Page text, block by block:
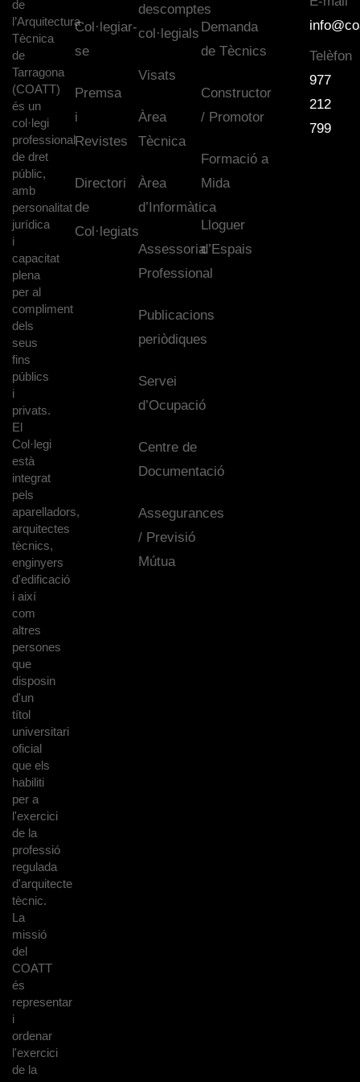
de
l’Arquitectura
Tècnica
de
Tarragona
(COATT)
és un
col·legi
professional
de dret
públic,
amb
personalitat
jurídica
i
capacitat
plena
per al
compliment
dels
seus
fins
públics
i
privats.
El
Col·legi
està
integrat
pels
aparelladors,
arquitectes
tècnics,
enginyers
d'edificació
i així
com
altres
persones
que
disposin
d'un
títol
universitari
oficial
que els
habiliti
per a
l'exercici
de la
professió
regulada
d'arquitecte
tècnic.
La
missió
del
COATT
és
representar
i
ordenar
l'exercici
de la
Col·legiar-
se
Premsa
i
Revistes
Directori
de
Col·legiats
descomptes
col·legials
Visats
Àrea
Tècnica
Àrea
d’Informàtica
Assessoria
Professional
Publicacions
periòdiques
Servei
d’Ocupació
Centre de
Documentació
Assegurances
/ Previsió
Mútua
Demanda
de Tècnics
Constructor
/ Promotor
Formació a
Mida
Lloguer
d’Espais
Telèfon
977
212
799